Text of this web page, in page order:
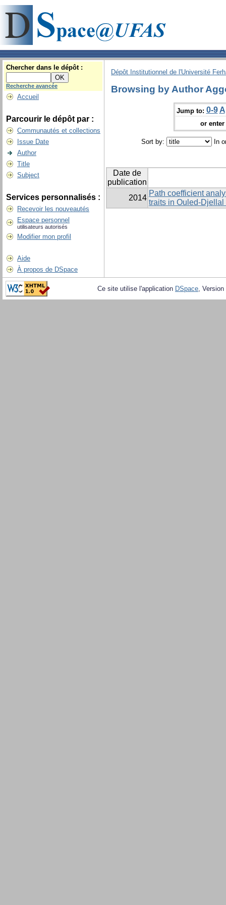
Chercher dans le dépôt :
Recherche avancée
Accueil
Parcourir le dépôt par :
Communautés et collections
Issue Date
Author
Title
Subject
Services personnalisés :
Recevoir les nouveautés
Espace personnel
utilisateurs autorisés
Modifier mon profil
Aide
À propos de DSpace
Dépôt Institutionnel de l'Université
Browsing by Author
Jump to: 0-9 A
or
Sort by: In
Date de
publication
2014
Path coefficient
traits in Ouled-Djellal
Ce site utilise l'application DSpace,